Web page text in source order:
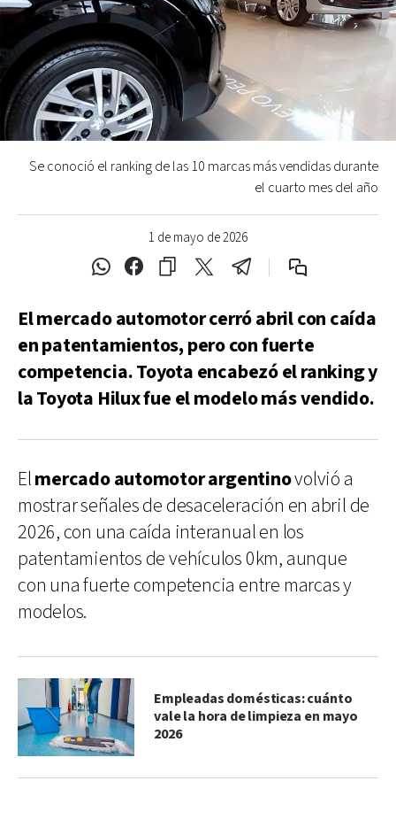
1 de mayo de 2026
Se conoció el ranking de las 10 marcas más vendidas durante
el cuarto mes del año
El mercado automotor cerró abril con caída
en patentamientos, pero con fuerte
competencia. Toyota encabezó el ranking y
la Toyota Hilux fue el modelo más vendido.
Elmercado automotor argentinovolvió a
mostrar señales de desaceleración en abril de
2026, con una caída interanual en los
patentamientos de vehículos 0km, aunque
con una fuerte competencia entre marcas y
modelos.
Empleadas domésticas: cuánto
vale la hora de limpieza en mayo
2026